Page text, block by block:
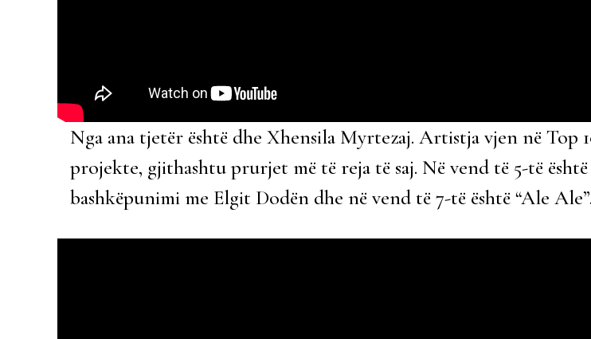
Nga ana tjetër është dhe Xhensila Myrtezaj. Artistja vjen në Top
projekte, gjithashtu prurjet më të reja të saj. Në vend të 5-të është
bashkëpunimi me Elgit Dodën dhe në vend të 7-të është “Ale Ale”.